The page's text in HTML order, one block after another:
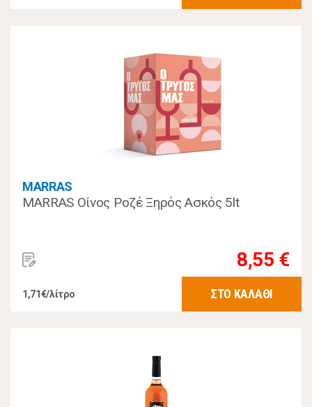
MARRAS
MARRAS Οίνος Ροζέ Ξηρός Ασκός 5lt
8,55 €
1,71€/λίτρο ΣΤΟ ΚΑΛΑΘΙ